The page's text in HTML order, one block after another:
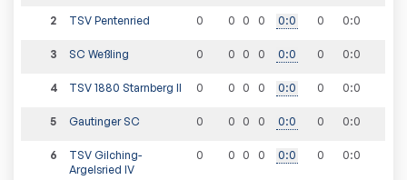
2 TSV Pentenried 0 0 0 0 0:0 0 0:0
3 SC Weßling 0 0 0 0 0:0 0 0:0
4 TSV 1880 Starnberg II 0 0 0 0 0:0 0 0:0
5 Gautinger SC 0 0 0 0 0:0 0 0:0
6
TSV Gilching-
Argelsried IV
0 0 0 0 0:0 0 0:0